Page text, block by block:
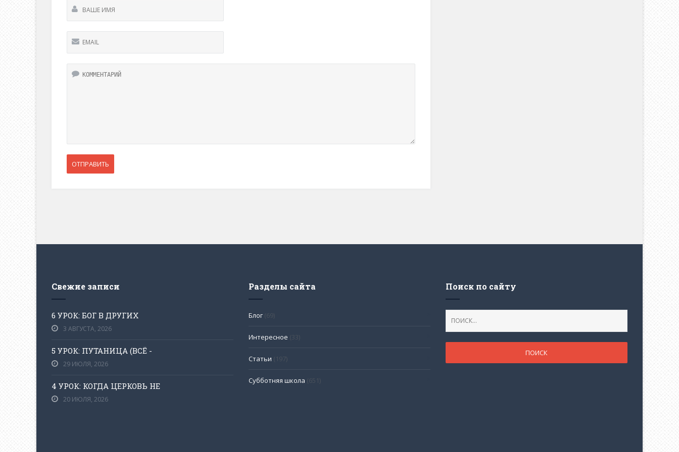
Свежие записи
6 УРОК: БОГ В ДРУГИХ
3 АВГУСТА, 2026
5 УРОК: ПУТАНИЦА (ВСЁ -
29 ИЮЛЯ, 2026
4 УРОК: КОГДА ЦЕРКОВЬ НЕ
20 ИЮЛЯ, 2026
Разделы сайта
Блог (69)
Интересное (33)
Статьи (197)
Субботняя школа (651)
Поиск по сайту